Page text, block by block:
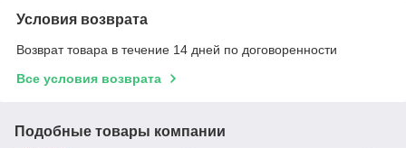
Условия возврата
Возврат товара в течение 14 дней по договоренности
Все условия возврата
Подобные товары компании